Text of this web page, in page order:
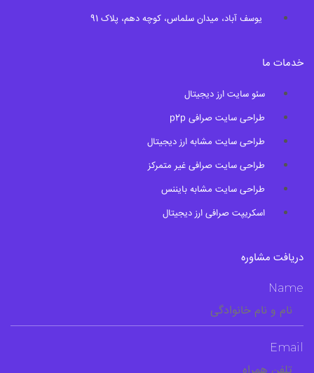
یوسف آباد، میدان سلماس، کوچه دهم، پلاک 91
خدمات ما
سئو سایت ارز دیجیتال
طراحی سایت صرافی p2p
طراحی سایت مشابه ارز دیجیتال
طراحی سایت صرافی غیر متمرکز
طراحی سایت مشابه بایننس
اسکریپت صرافی ارز دیجیتال
دریافت مشاوره
Name
Email